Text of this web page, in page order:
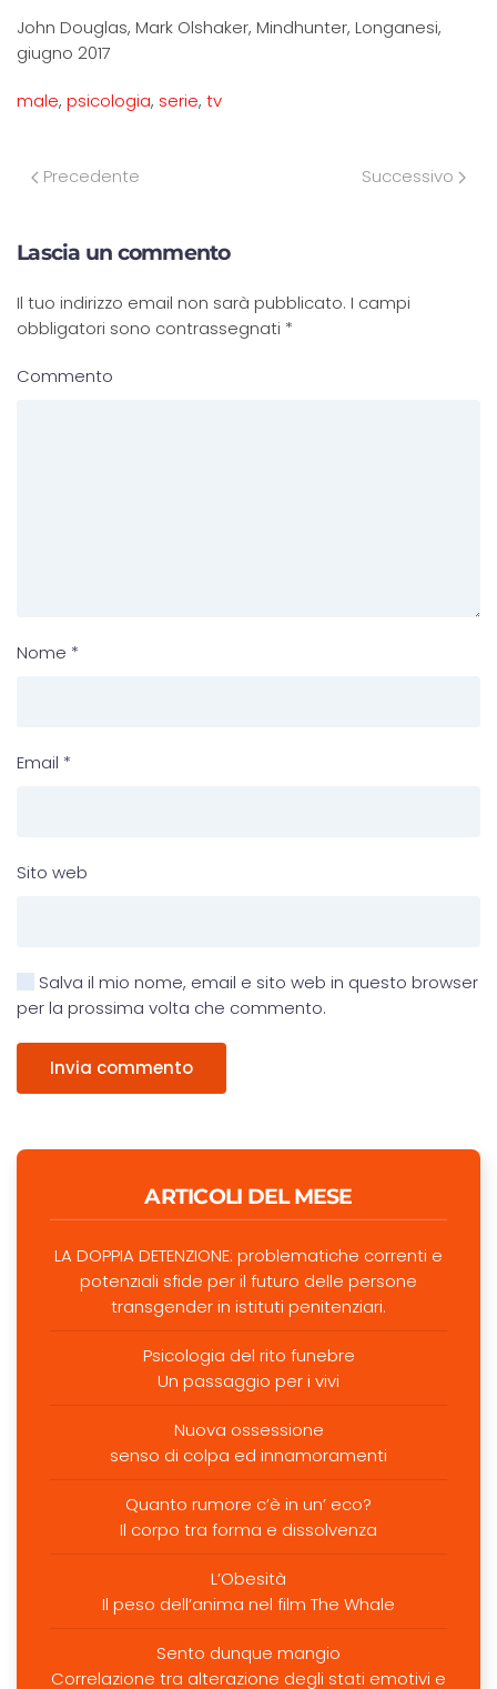
John Douglas, Mark Olshaker, Mindhunter, Longanesi,
giugno 2017
male, psicologia, serie, tv
Precedente Successivo
Lascia un commento
Il tuo indirizzo email non sarà pubblicato. I campi
obbligatori sono contrassegnati *
Commento
Nome *
Email *
Sito web
Salva il mio nome, email e sito web in questo browser
per la prossima volta che commento.
Invia commento
ARTICOLI DEL MESE
LA DOPPIA DETENZIONE: problematiche correnti e
potenziali sfide per il futuro delle persone
transgender in istituti penitenziari.
Psicologia del rito funebre
Un passaggio per i vivi
Nuova ossessione
senso di colpa ed innamoramenti
Quanto rumore c’è in un’ eco?
Il corpo tra forma e dissolvenza
L’Obesità
Il peso dell’anima nel film The Whale
Sento dunque mangio
Correlazione tra alterazione degli stati emotivi e